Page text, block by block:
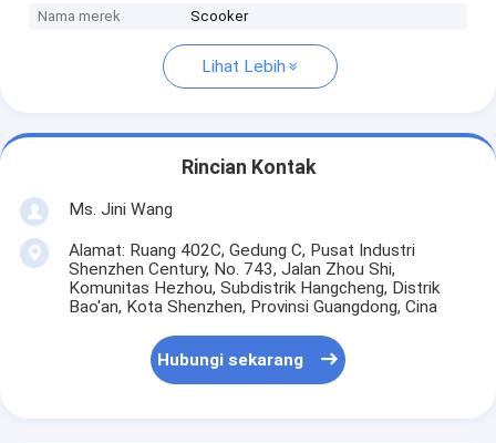
Nama merek Scooker
Lihat Lebih
Rincian Kontak
Ms. Jini Wang
Alamat: Ruang 402C, Gedung C, Pusat Industri
Shenzhen Century, No. 743, Jalan Zhou Shi,
Komunitas Hezhou, Subdistrik Hangcheng, Distrik
Bao'an, Kota Shenzhen, Provinsi Guangdong, Cina
Hubungi sekarang